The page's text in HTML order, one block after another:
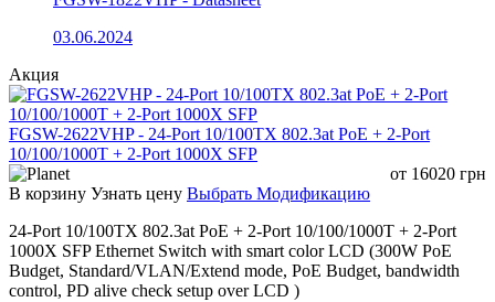
данных, удобное масштабирование сети и эффективное
питание подключенных PoE-устройств.
Отличия серий PS и PSW
PoE коммутаторы серийPSи
аппаратную платформу, набор портов, PoE-бюджет и
сетевые характеристики. Основное отличие заключается
в наличии у серии
Watchdog (AI Self-
Healing), которая автоматически контролирует состояние
работу в случае зависания или потери связи.
Параметр Серия PS Серия PSW
03.06.2024
Акция
FGSW-2622VHP - 24-Port 10/100TX 802.3at PoE + 2-Port
10/100/1000T + 2-Port 1000X SFP
от 16020 грн
В корзину Узнать цену Выбрать Модификацию
24-Port 10/100TX 802.3at PoE + 2-Port 10/100/1000T + 2-Port
1000X SFP Ethernet Switch with smart color LCD (300W PoE
Budget, Standard/VLAN/Extend mode, PoE Budget, bandwidth
control, PD alive check setup over LCD )